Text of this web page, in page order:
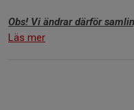
Obs! Vi ändrar därför
Läs mer